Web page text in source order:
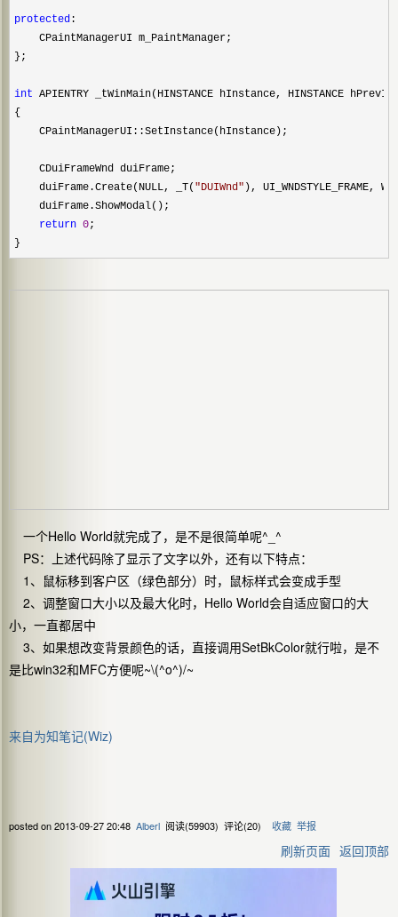
protected :
    CPaintManagerUI m_PaintManager;
};
int APIENTRY _tWinMain(HINSTANCE hInstance, HINSTANCE
{
    CPaintManagerUI::SetInstance(hInstance);
    CDuiFrameWnd duiFrame;
    duiFrame.Create(NULL, _T(
"DUIWnd" ), UI_WNDSTYLE_FRAME,
    duiFrame.ShowModal();
return 0;
}
一个Hello World就完成了，是不是很简单呢^_^
PS：上述代码除了显示了文字以外，还有以下特点：
1、鼠标移到客户区（绿色部分）时，鼠标样式会变成手型
2、 调整窗口大小以及最大化时，Hello World会自适应窗口的大
小，一直都居中
3、如果想改变背景颜色的话，直接调用SetBkColor就行啦，是不
是比win32和MFC方便呢~\(^o^)/~
来自为知笔记(Wiz)
posted on2013-09-27 20:48 Alberl 阅读(59903) 评论(20) 收藏 举报
刷新页面 返回顶部